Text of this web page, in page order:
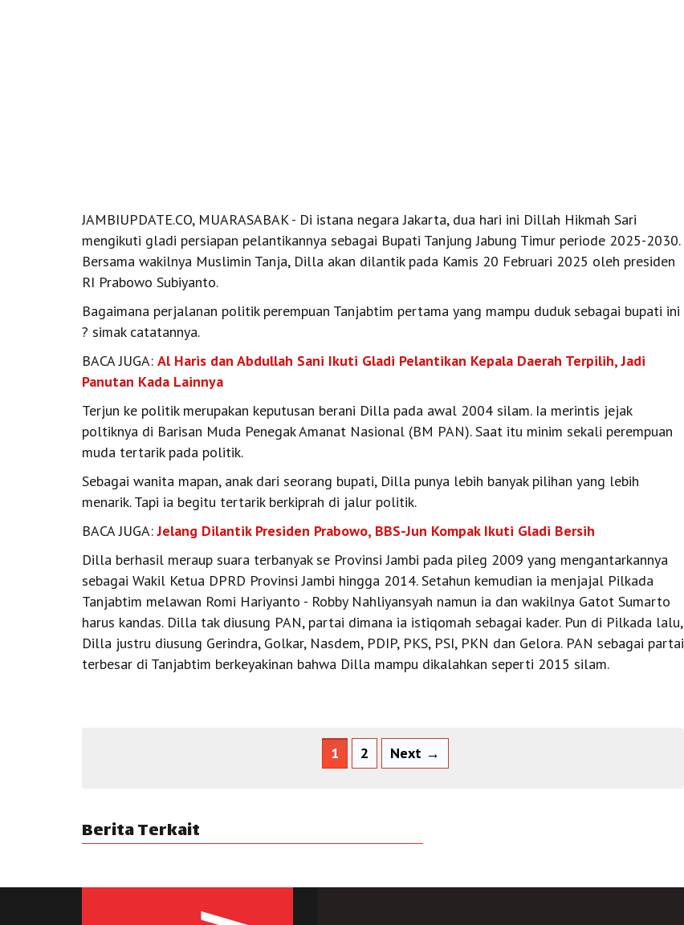
JAMBIUPDATE.CO, MUARASABAK - Di istana negara Jakarta, dua hari ini Dillah Hikmah Sari
mengikuti gladi persiapan pelantikannya sebagai Bupati Tanjung Jabung Timur periode 2025-2030.
Bersama wakilnya Muslimin Tanja, Dilla akan dilantik pada Kamis 20 Februari 2025 oleh presiden
RI Prabowo Subiyanto.
Bagaimana perjalanan politik perempuan Tanjabtim pertama yang mampu duduk sebagai bupati ini
? simak catatannya.
BACA JUGA: Al Haris dan Abdullah Sani Ikuti Gladi Pelantikan Kepala Daerah Terpilih, Jadi
Panutan Kada Lainnya
Terjun ke politik merupakan keputusan berani Dilla pada awal 2004 silam. Ia merintis jejak
poltiknya di Barisan Muda Penegak Amanat Nasional (BM PAN). Saat itu minim sekali perempuan
muda tertarik pada politik.
Sebagai wanita mapan, anak dari seorang bupati, Dilla punya lebih banyak pilihan yang lebih
menarik. Tapi ia begitu tertarik berkiprah di jalur politik.
BACA JUGA:Jelang Dilantik Presiden Prabowo, BBS-Jun Kompak Ikuti Gladi Bersih
Dilla berhasil meraup suara terbanyak se Provinsi Jambi pada pileg 2009 yang mengantarkannya
sebagai Wakil Ketua DPRD Provinsi Jambi hingga 2014. Setahun kemudian ia menjajal Pilkada
Tanjabtim melawan Romi Hariyanto - Robby Nahliyansyah namun ia dan wakilnya Gatot Sumarto
harus kandas. Dilla tak diusung PAN, partai dimana ia istiqomah sebagai kader. Pun di Pilkada lalu,
Dilla justru diusung Gerindra, Golkar, Nasdem, PDIP, PKS, PSI, PKN dan Gelora. PAN sebagai partai
terbesar di Tanjabtim berkeyakinan bahwa Dilla mampu dikalahkan seperti 2015 silam.
1 2 Next →
Berita Terkait